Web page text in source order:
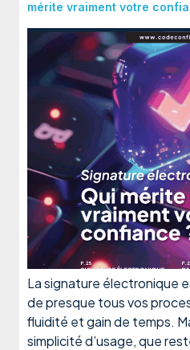
mérite vraiment votre
La signature électronique
de presque tous vos
fluidité et gain de temps.
simplicité d’usage, que